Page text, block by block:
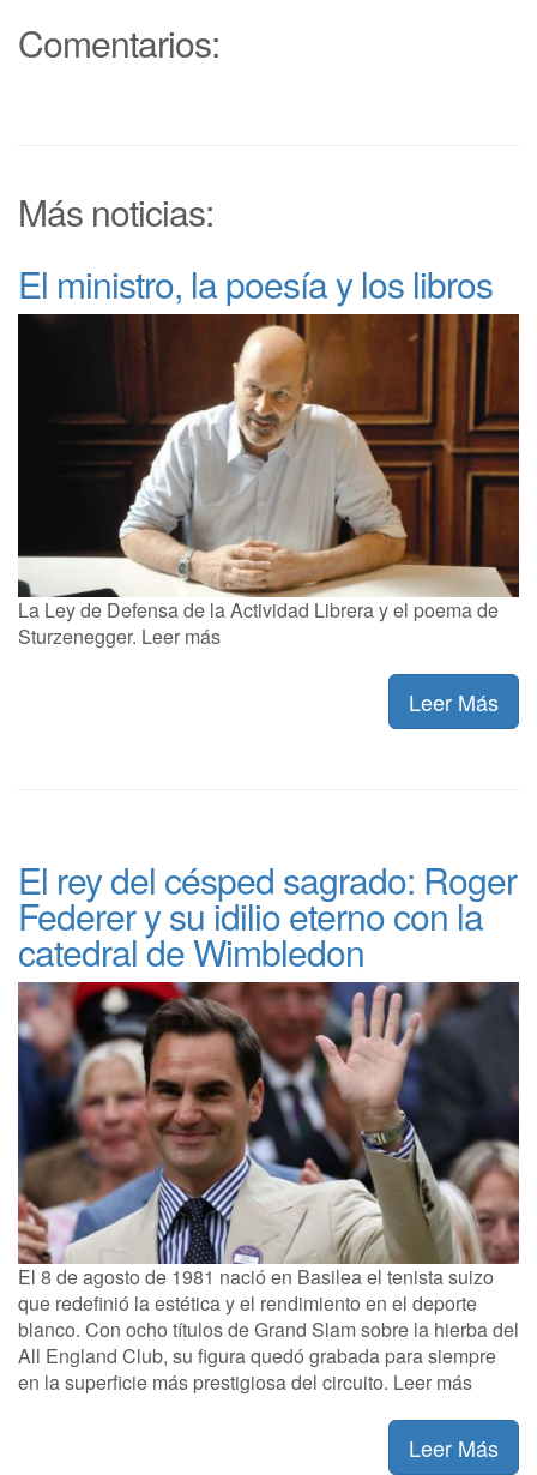
Comentarios:
Más noticias:
El ministro, la poesía y los libros
La Ley de Defensa de la Actividad Librera y el poema de
Sturzenegger. Leer más
Leer Más
El rey del césped sagrado: Roger
Federer y su idilio eterno con la
catedral de Wimbledon
El 8 de agosto de 1981 nació en Basilea el tenista suizo
que redefinió la estética y el rendimiento en el deporte
blanco. Con ocho títulos de Grand Slam sobre la hierba del
All England Club, su figura quedó grabada para siempre
en la superficie más prestigiosa del circuito. Leer más
Leer Más